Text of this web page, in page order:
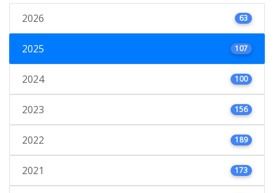
2026 63
2025 107
2024 100
2023 156
2022 189
2021 173